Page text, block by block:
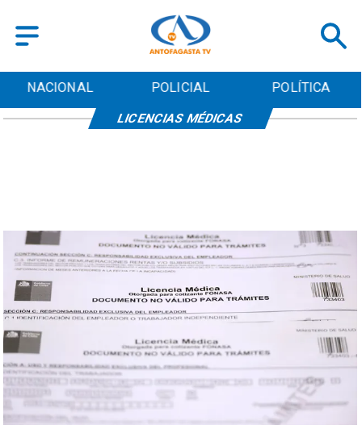
NACIONAL POLICIAL POLÍTICA
LICENCIAS MÉDICAS